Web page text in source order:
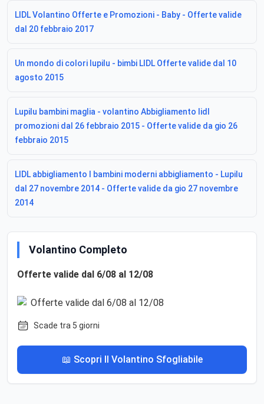
LIDL Volantino Offerte e Promozioni - Baby - Offerte valide
dal 20 febbraio 2017
Un mondo di colori lupilu - bimbi LIDL Offerte valide dal 10
agosto 2015
Lupilu bambini maglia - volantino Abbigliamento lidl
promozioni dal 26 febbraio 2015 - Offerte valide da gio 26
febbraio 2015
LIDL abbigliamento I bambini moderni abbigliamento - Lupilu
dal 27 novembre 2014 - Offerte valide da gio 27 novembre
2014
Volantino Completo
Offerte valide dal 6/08 al 12/08
Scade tra 5 giorni
📖 Scopri Il Volantino Sfogliabile